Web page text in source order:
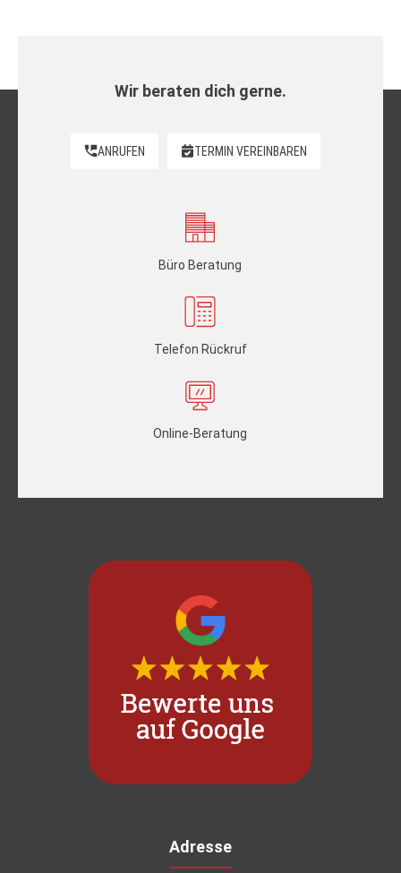
Wir beraten dich gerne.
ANRUFEN TERMIN VEREINBAREN
Büro Beratung
Telefon Rückruf
Online-Beratung
Adresse